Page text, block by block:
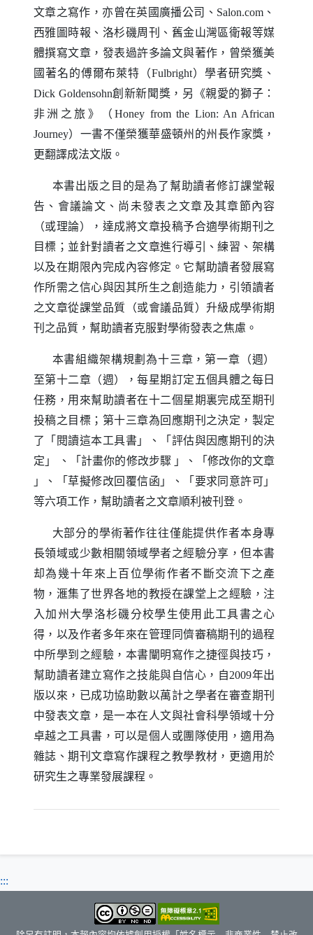
文章之寫作，亦曾在英國廣播公司、 Salon.com、
西雅圖時報、洛杉磯周刊、舊金山灣區衛報等媒
體撰寫文章，發表過許多論文與著作，曾榮獲美
國著名的傅爾布萊特（Fulbright）學者研究獎、
Dick Goldensohn創新新聞獎，另《親愛的獅子：
非洲之旅》（Honey from the Lion: An African
Journey）一書不僅榮獲華盛頓州的州長作家獎，
更翻譯成法文版。
本書出版之目的是為了幫助讀者修訂課堂報
告、會議論文、尚未發表之文章及其章節內容
（或理論），達成將文章投稿予合適學術期刊之
目標；並針對讀者之文章進行導引、練習、架構
以及在期限內完成內容修定。它幫助讀者發展寫
作所需之信心與因其所生之創造能力，引領讀者
之文章從課堂品質（或會議品質）升級成學術期
刊之品質，幫助讀者克服對學術發表之焦慮。
本書組織架構規劃為十三章，第一章（週）
至第十二章（週），每星期訂定五個具體之每日
任務，用來幫助讀者在十二個星期裏完成至期刊
投稿之目標；第十三章為回應期刊之決定，製定
了「閱讀這本工具書」、「評估與因應期刊的決
定」
、「計畫你的修改步驟 」、「修改你的文章
」、「草擬修改回覆信函」、「要求同意許可」
等六項工作，幫助讀者之文章順利被刊登。
大部分的學術著作往往僅能提供作者本身專
長領域或少數相關領域學者之經驗分享，但本書
却為幾十年來上百位學術作者不斷交流下之產
物，滙集了世界各地的教授在課堂上之經驗，注
入加州大學洛杉磯分校學生使用此工具書之心
得，以及作者多年來在管理同儕審稿期刊的過程
中所學到之經驗，本書闡明寫作之捷徑與技巧，
幫助讀者建立寫作之技能與自信心，自2009年出
版以來，已成功協助數以萬計之學者在審查期刊
中發表文章，是一本在人文與社會科學領域十分
卓越之工具書，可以是個人或團隊使用，適用為
雜誌、期刊文章寫作課程之教學教材，更適用於
研究生之專業發展課程。
:::